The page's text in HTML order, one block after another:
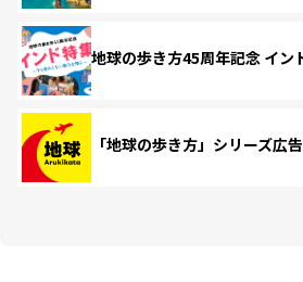
地球の歩き方45周年記念 イン
「地球の歩き方」シリーズ広